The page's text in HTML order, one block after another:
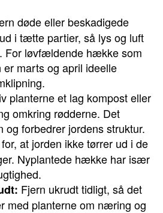
døde eller beskadigede
i tætte partier, så lys og luft
For løvfældende hække som
er marts og april ideelle
planterne et lag kompost eller
omkring rødderne. Det
forbedrer jordens struktur.
at jorden ikke tørrer ud i de
Nyplantede hække har især
Fjern ukrudt tidligt, så det
med planterne om næring og